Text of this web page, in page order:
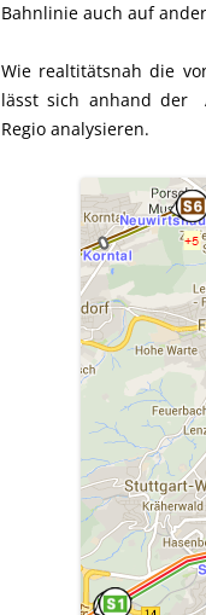
Bahnlinie auch auf
Wie realtitätsnah die
lässt sich anhand der
Regio analysieren.